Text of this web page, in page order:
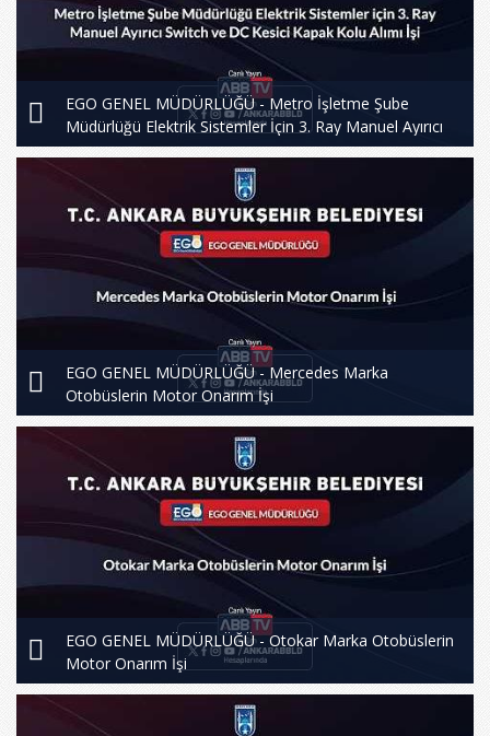
EGO GENEL MÜDÜRLÜĞÜ - Metro İşletme Şube
Müdürlüğü Elektrik Sistemler İçin 3. Ray Manuel Ayırıcı
Switch ve DC Kesici Kapak Kolu Alımı İşi
EGO GENEL MÜDÜRLÜĞÜ - Mercedes Marka
Otobüslerin Motor Onarım İşi
EGO GENEL MÜDÜRLÜĞÜ - Otokar Marka Otobüslerin
Motor Onarım İşi